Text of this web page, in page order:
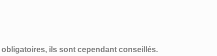
obligatoires, ils sont cependant conseillés.